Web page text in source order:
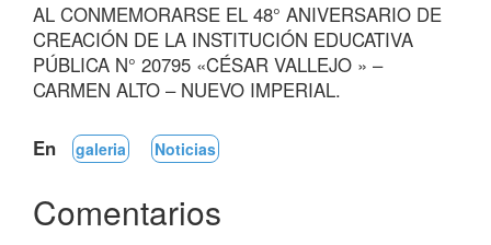
AL CONMEMORARSE EL 48° ANIVERSARIO DE
CREACIÓN DE LA INSTITUCIÓN EDUCATIVA
PÚBLICA N° 20795 «CÉSAR VALLEJO » –
CARMEN ALTO – NUEVO IMPERIAL.
En galeria Noticias
Comentarios